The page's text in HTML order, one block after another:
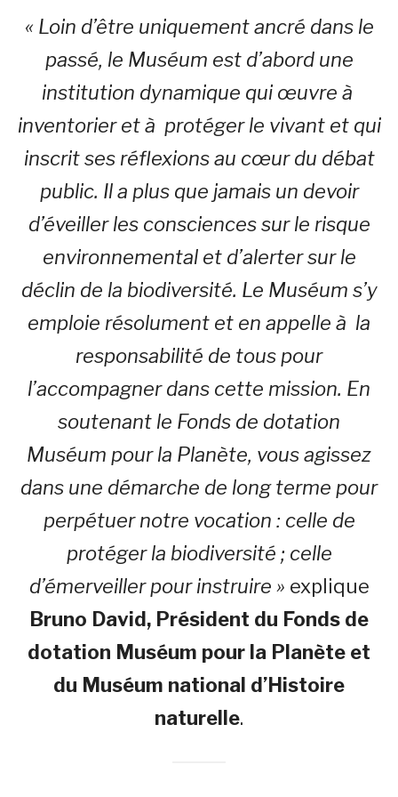
« Loin d’être uniquement ancré dans le
passé, le Muséum est d’abord une
institution dynamique qui œuvre à
inventorier et à protéger le vivant et qui
inscrit ses réflexions au cœur du débat
public. Il a plus que jamais un devoir
d’éveiller les consciences sur le risque
environnemental et d’alerter sur le
déclin de la biodiversité. Le Muséum s’y
emploie résolument et en appelle à la
responsabilité de tous pour
l’accompagner dans cette mission. En
soutenant le Fonds de dotation
Muséum pour la Planète, vous agissez
dans une démarche de long terme pour
perpétuer notre vocation : celle de
protéger la biodiversité ; celle
d’émerveiller pour instruire » explique
Bruno David, Président du Fonds de
dotation Muséum pour la Planète et
du Muséum national d’Histoire
naturelle.